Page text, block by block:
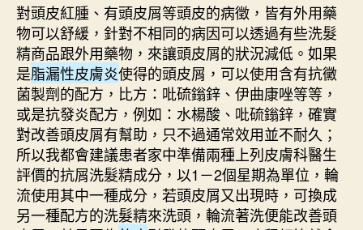
對頭皮紅腫、有頭皮屑等頭皮的病徵，皆有外用藥
物可以舒緩，針對不相同的病因可以透過有些洗髮
精商品跟外用藥物，來讓頭皮屑的狀況減低。如果
是脂漏性皮膚炎使得的頭皮屑，可以使用含有抗黴
菌製劑的配方，比方：吡硫鎓鋅、伊曲康唑等等，
或是抗發炎配方，例如：水楊酸、吡硫鎓鋅，確實
對改善頭皮屑有幫助，只不過通常效用並不耐久；
所以我都會建議患者家中準備兩種上列皮膚科醫生
評價的抗屑洗髮精成分，以1－2個星期為單位，輪
流使用其中一種成分，若頭皮屑又出現時，可換成
另一種配方的洗髮精來洗頭，輪流著洗便能改善頭